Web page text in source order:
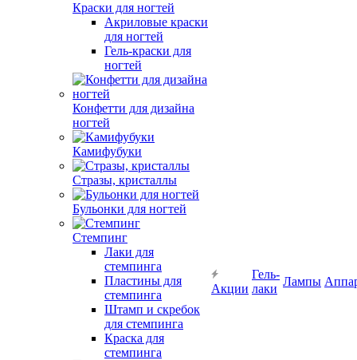
Краски для ногтей
Акриловые краски
для ногтей
Гель-краски для
ногтей
Конфетти для дизайна
ногтей
Камифубуки
Стразы, кристаллы
Бульонки для ногтей
Стемпинг
Лаки для
стемпинга
Пластины для
стемпинга
Штамп и скребок
для стемпинга
Краска для
стемпинга
Акции
Гель-
лаки
Лампы